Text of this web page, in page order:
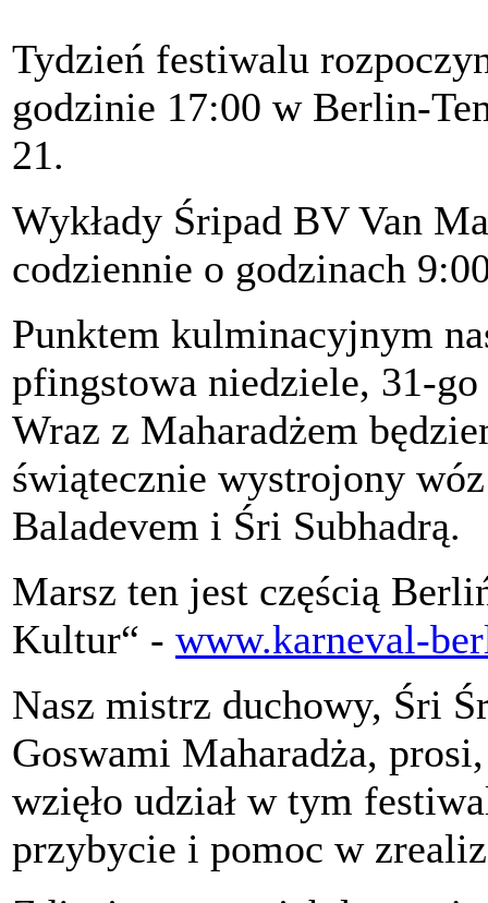
Tydzień festiwalu
godzinie 17:00 w Berlin-
21.
Wykłady Śripad BV Van
codziennie o godzinach
Punktem kulminacyjnym
pfingstowa niedziele, 31-
Wraz z Maharadżem
świątecznie wystrojony
Baladevem i Śri Subhadrą.
Marsz ten jest częścią
Kultur“ - www.karneval-
Nasz mistrz duchowy, Śri
Goswami Maharadża,
wzięło udział w tym
przybycie i pomoc w